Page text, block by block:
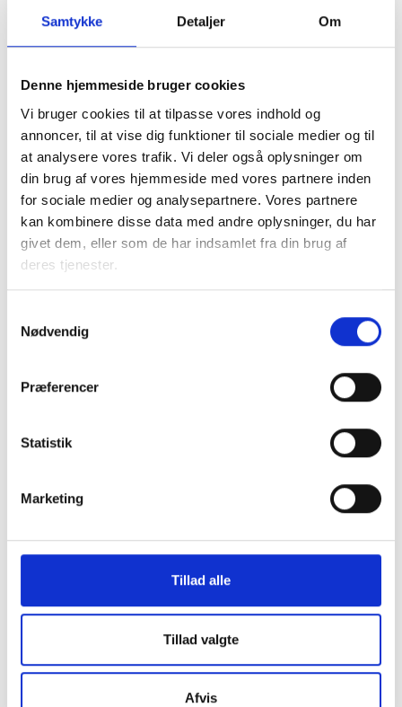
Samtykke Detaljer Om
Denne hjemmeside bruger cookies
Vi bruger cookies til at tilpasse vores indhold og
annoncer, til at vise dig funktioner til sociale medier og til
at analysere vores trafik. Vi deler også oplysninger om
din brug af vores hjemmeside med vores partnere inden
for sociale medier og analysepartnere. Vores partnere
kan kombinere disse data med andre oplysninger, du har
givet dem, eller som de har indsamlet fra din brug af
deres tjenester.
Nødvendig
Præferencer
Statistik
Marketing
Tillad alle
Tillad valgte
Afvis
BL’s centrale kursus- og konferenceudvalg
Børkop
Gratis
26. OKTOBER 2026
Mødet er for dig, der er valgt til kredsens
muligt at tilmelde sig dette møde.
Viborg